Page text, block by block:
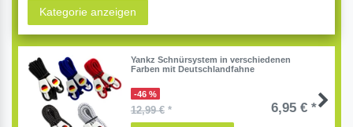
Kategorie anzeigen
Yankz Schnürsystem in verschiedenen
Farben mit Deutschlandfahne
-46 %
12,99 €* 6,95 € *